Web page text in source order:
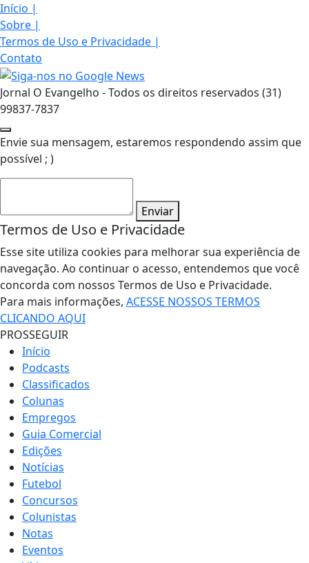
Início |
Sobre |
Termos de Uso e Privacidade |
Contato
Jornal O Evangelho - Todos os direitos reservados (31)
99837-7837
Envie sua mensagem, estaremos respondendo assim que
possível ; )
Enviar
Termos de Uso e Privacidade
Esse site utiliza cookies para melhorar sua experiência de
navegação. Ao continuar o acesso, entendemos que você
concorda com nossos Termos de Uso e Privacidade.
Para mais informações, ACESSE NOSSOS TERMOS
CLICANDO AQUI
PROSSEGUIR
Início
Podcasts
Classificados
Colunas
Empregos
Guia Comercial
Edições
Notícias
Futebol
Concursos
Colunistas
Notas
Eventos